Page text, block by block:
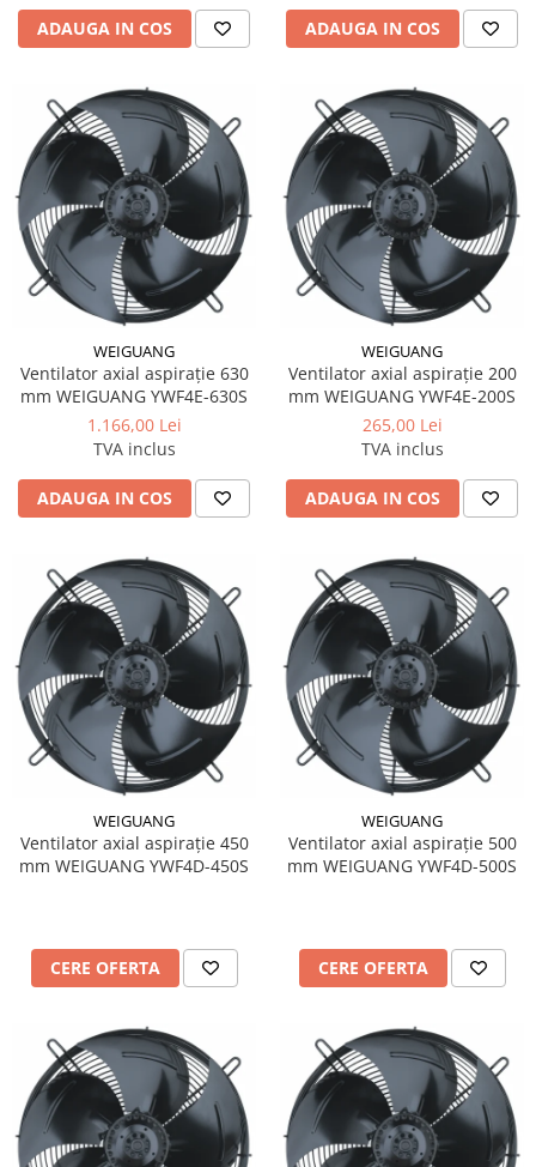
ADAUGA IN COS ADAUGA IN COS
WEIGUANG
Ventilator axial aspirație 630
mm WEIGUANG YWF4E-630S
1.166,00 Lei
TVA inclus
ADAUGA IN COS
WEIGUANG
Ventilator axial aspirație 200
mm WEIGUANG YWF4E-200S
265,00 Lei
TVA inclus
ADAUGA IN COS
WEIGUANG
Ventilator axial aspirație 450
mm WEIGUANG YWF4D-450S
CERE OFERTA
WEIGUANG
Ventilator axial aspirație 500
mm WEIGUANG YWF4D-500S
CERE OFERTA